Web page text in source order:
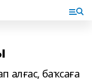
ал­ғас, баҡсаға